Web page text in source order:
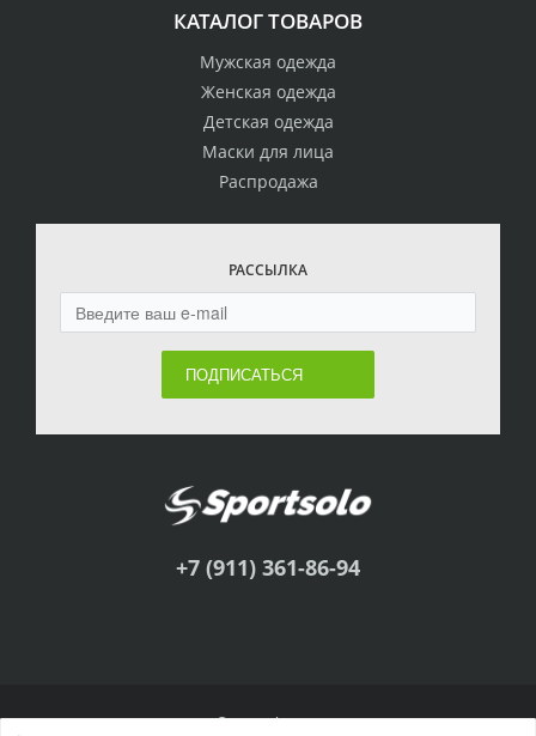
КАТАЛОГ ТОВАРОВ
Мужская одежда
Женская одежда
Детская одежда
Маски для лица
Распродажа
РАССЫЛКА
ПОДПИСАТЬСЯ
+7 (911) 361-86-94
© Sportsolo, 2011